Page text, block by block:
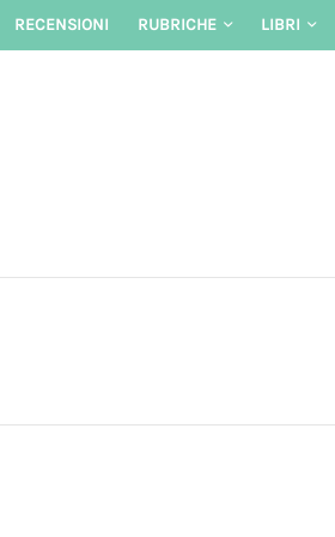
Skip
RECENSIONI RUBRICHE LIBRI